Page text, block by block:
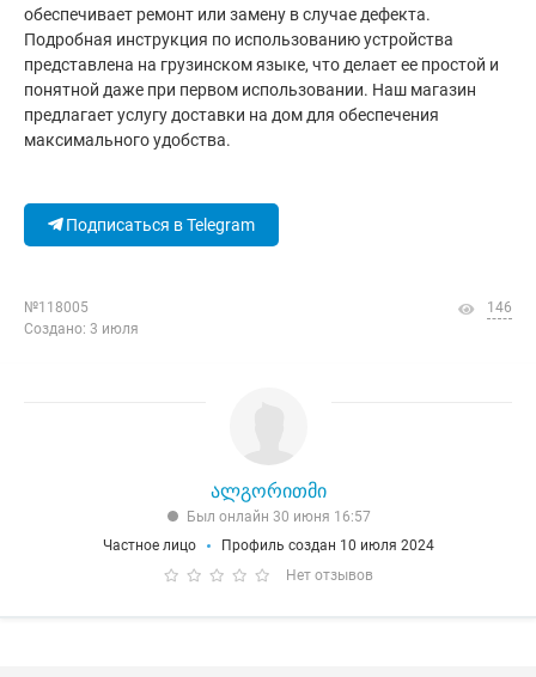
обеспечивает ремонт или замену в случае дефекта.
Подробная инструкция по использованию устройства
представлена на грузинском языке, что делает ее простой и
понятной даже при первом использовании. Наш магазин
предлагает услугу доставки на дом для обеспечения
максимального удобства.
Подписаться в Telegram
№118005
Создано: 3 июля
146
ალგორითმი
Был онлайн 30 июня 16:57
Частное лицо
Профиль создан 10 июля 2024
Нет отзывов